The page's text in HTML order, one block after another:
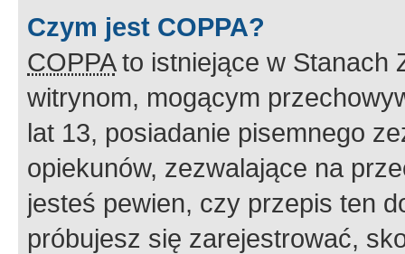
Czym jest COPPA?
COPPAto istniejące w Stanach
witrynom, mogącym
lat 13, posiadanie pisemnego
opiekunów, zezwalające na
jesteś pewien, czy przepis ten
próbujesz się zarejestrować,